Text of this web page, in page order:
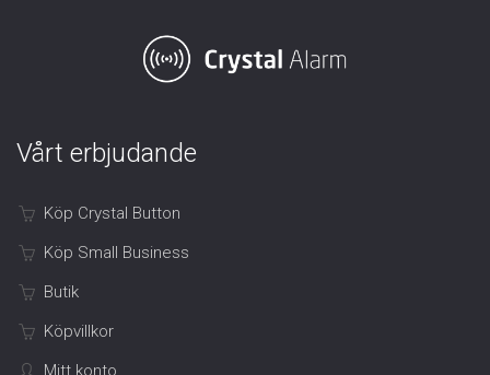
Vårt erbjudande
Köp Crystal Button
Köp Small Business
Butik
Köpvillkor
Mitt konto